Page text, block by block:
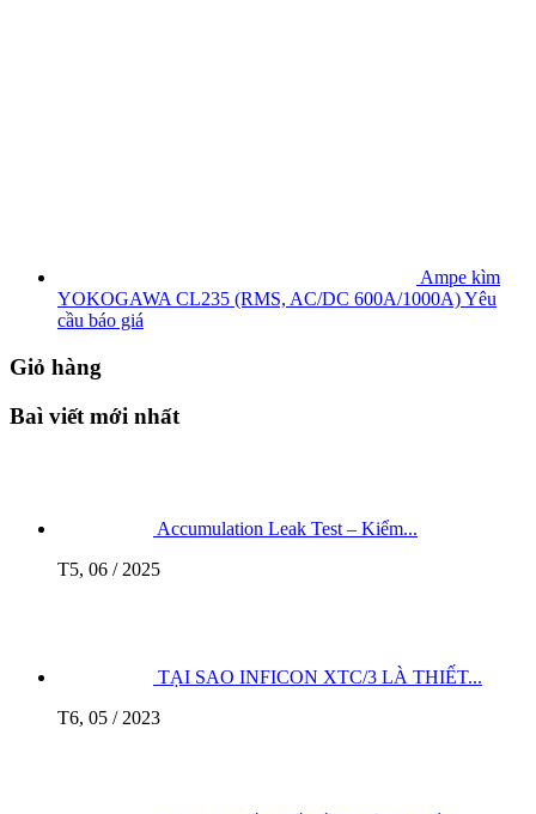
Ampe kìm
YOKOGAWA CL235 (RMS, AC/DC 600A/1000A)Yêu
cầu báo giá
Giỏ hàng
Baì viết mới nhất
Accumulation Leak Test – Kiểm...
T5, 06 / 2025
TẠI SAO INFICON XTC/3 LÀ THIẾT...
T6, 05 / 2023